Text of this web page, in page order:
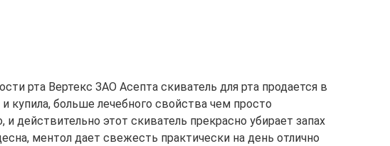
рта Вертекс ЗАО Асепта скиватель для рта продается в
и купила, больше лечебного свойства чем просто
действительно этот скиватель прекрасно убирает запах
ментол дает свежесть практически на день отлично